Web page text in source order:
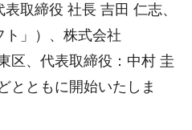
取締役 社長 吉田 仁志、
ト」）、株式会社
区、代表取締役：中村 圭
とともに開始いたしま